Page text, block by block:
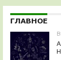
ГЛАВНОЕ